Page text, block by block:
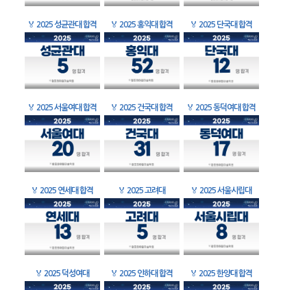
🏅 2025 성균관대 합격 🏅 2025 홍익대 합격 🏅 2025 단국대 합격
🏅 2025 서울여대 합격 🏅 2025 건국대 합격 🏅 2025 동덕여대 합격
🏅 2025 연세대 합격 🏅 2025 고려대 🏅 2025 서울시립대
🏅 2025 덕성여대 🏅 2025 인하대 합격 🏅 2025 한양대 합격